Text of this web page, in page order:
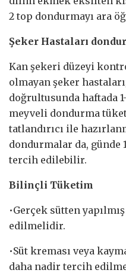
2 top dondurmayı ara
Şeker Hastaları
Kan şekeri düzeyi
olmayan şeker
doğrultusunda haftada
meyveli dondurma
tatlandırıcı ile
dondurmalar da, günde
tercih edilebilir.
Bilinçli Tüketim
•Gerçek sütten
edilmelidir.
•Süt kreması veya
daha nadir tercih